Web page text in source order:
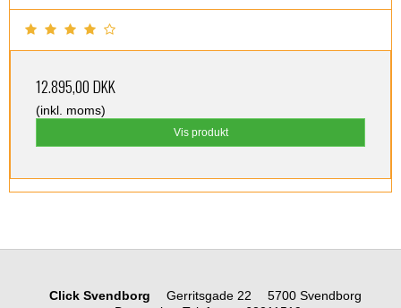
12.895,00 DKK
(inkl. moms)
Vis produkt
Click Svendborg Gerritsgade 22
5700 Svendborg